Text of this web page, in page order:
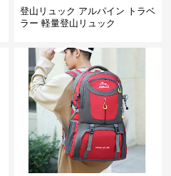
登山リュック アルパイン トラベ
ラー 軽量登山リュック